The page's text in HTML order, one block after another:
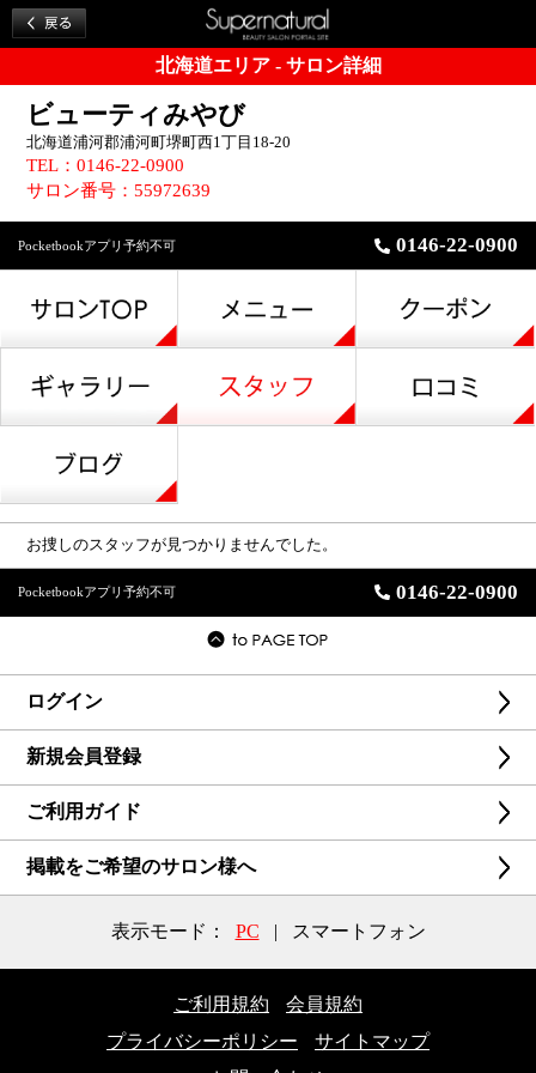
北海道エリア - サロン詳細
ビューティみやび
北海道浦河郡浦河町堺町西1丁目18-20
TEL：0146-22-0900
サロン番号：55972639
Pocketbookアプリ予約不可 0146-22-0900
お捜しのスタッフが見つかりませんでした。
Pocketbookアプリ予約不可 0146-22-0900
ログイン
新規会員登録
ご利用ガイド
掲載をご希望のサロン様へ
表示モード： PC | スマートフォン
ご利用規約
会員規約
プライバシーポリシー
サイトマップ